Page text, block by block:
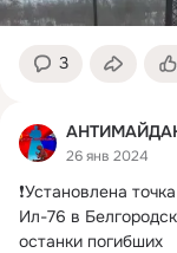
3
26 янв 2024
❗️Установлена
Ил-76 в
останки погибших